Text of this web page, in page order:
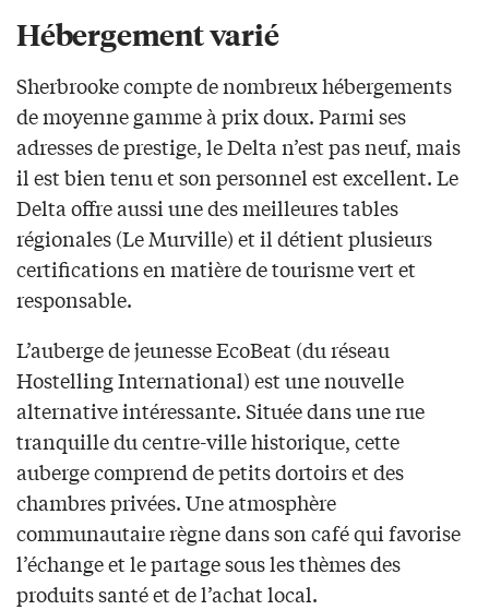
Hébergement varié
Sherbrooke compte de nombreux hébergements
de moyenne gamme à prix doux. Parmi ses
adresses de prestige, le Delta n’est pas neuf, mais
il est bien tenu et son personnel est excellent. Le
Delta offre aussi une des meilleures tables
régionales (Le Murville) et il détient plusieurs
certifications en matière de tourisme vert et
responsable.
L’auberge de jeunesse EcoBeat (du réseau
Hostelling International) est une nouvelle
alternative intéressante. Située dans une rue
tranquille du centre-ville historique, cette
auberge comprend de petits dortoirs et des
chambres privées. Une atmosphère
communautaire règne dans son café qui favorise
l’échange et le partage sous les thèmes des
produits santé et de l’achat local.